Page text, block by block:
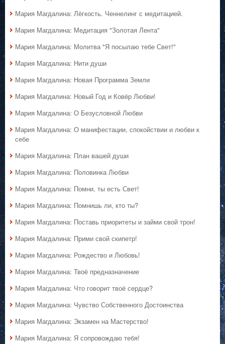
Мария Магдалина: Лёгкость. Ченнелинг с медитацией.
Мария Магдалина: Медитация "Золотая Лента"
Мария Магдалина: Молитва "Я посылаю тебе Свет!"
Мария Магдалина: Нити души
Мария Магдалина: Новая Программа Земли
Мария Магдалина: Новый Год и Ковёр Любви!
Мария Магдалина: О Безусловной Любви
Мария Магдалина: О манифестации, спокойствии и любви к
себе
Мария Магдалина: План вашей души
Мария Магдалина: Половинка Любви
Мария Магдалина: Помни, ты есть Свет!
Мария Магдалина: Помнишь ли, кто ты?
Мария Магдалина: Поставь приоритеты и займи свой трон!
Мария Магдалина: Прими свой скипетр!
Мария Магдалина: Рождество и Любовь!
Мария Магдалина: Твоё предназначение
Мария Магдалина: Что говорит твоё сердце?
Мария Магдалина: Чувство Собственного Достоинства
Мария Магдалина: Экзамен на Мастерство!
Мария Магдалина: Я сопровождаю тебя!